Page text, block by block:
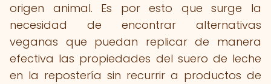
origen animal. Es por esto que surge la
necesidad de encontrar alternativas
veganas que puedan replicar de manera
efectiva las propiedades del suero de leche
en la repostería sin recurrir a productos de